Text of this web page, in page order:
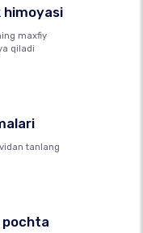
himoyasi
maxfiy
qiladi
tanlang
pochta